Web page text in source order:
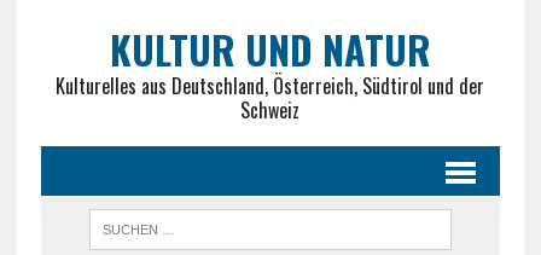
KULTUR UND NATUR
Kulturelles aus Deutschland, Österreich, Südtirol und der
Schweiz